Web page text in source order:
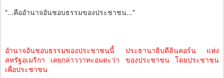
"...คืออำนาจอันชอบธรรมของประชาชน..."
อํานาจอันชอบธรรมของประชาชนนี้ ประธานาธิบดีลินคอร์น แห่ง
สหรัฐอเมริกา เคยกล่าววาทะอมตะว่า ของประชาชน โดยประชาชน
เพื่อประชาชน